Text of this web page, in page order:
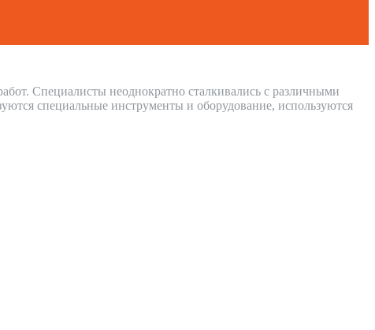
Специалисты неоднократно сталкивались с различными
специальные инструменты и оборудование, используются